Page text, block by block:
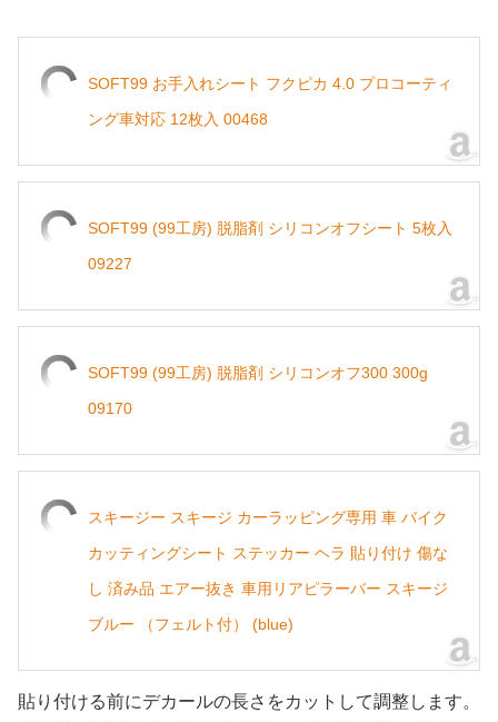
SOFT99 お手入れシート フクピカ 4.0 プロコーティ
ング車対応 12枚入 00468
SOFT99 (99工房) 脱脂剤 シリコンオフシート 5枚入
09227
SOFT99 (99工房) 脱脂剤 シリコンオフ300 300g
09170
スキージー スキージ カーラッピング専用 車 バイク
カッティングシート ステッカー ヘラ 貼り付け 傷な
し 済み品 エアー抜き 車用リアピラーバー スキージ
ブルー （フェルト付） (blue)
貼り付ける前にデカールの長さをカットして調整します。